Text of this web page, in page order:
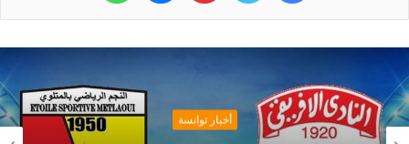
أخبار توانسة